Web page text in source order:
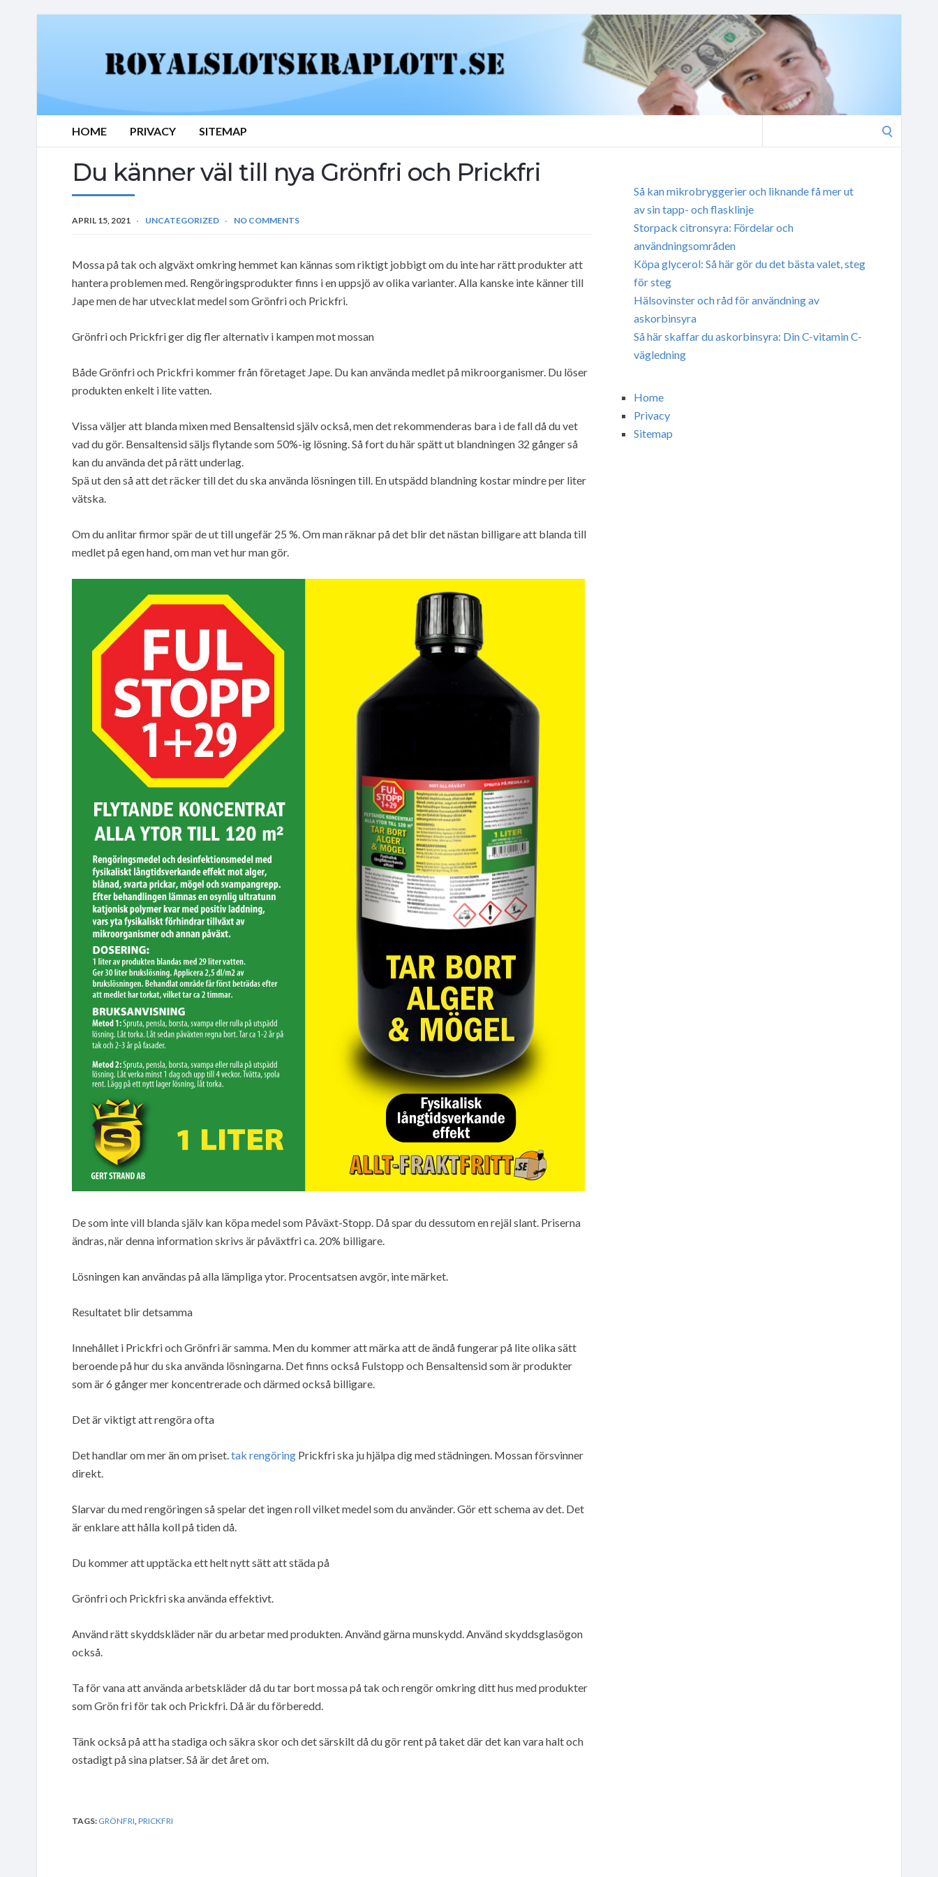
HOME PRIVACY SITEMAP
Du känner väl till nya Grönfri och Prickfri
APRIL 15, 2021 UNCATEGORIZED NO COMMENTS
Mossa på tak och algväxt omkring hemmet kan kännas som riktigt jobbigt om du inte har rätt produkter att
hantera problemen med. Rengöringsprodukter finns i en uppsjö av olika varianter. Alla kanske inte känner till
Jape men de har utvecklat medel som Grönfri och Prickfri.
Grönfri och Prickfri ger dig fler alternativ i kampen mot mossan
Både Grönfri och Prickfri kommer från företaget Jape. Du kan använda medlet på mikroorganismer. Du löser
produkten enkelt i lite vatten.
Vissa väljer att blanda mixen med Bensaltensid själv också, men det rekommenderas bara i de fall då du vet
vad du gör. Bensaltensid säljs flytande som 50%-ig lösning. Så fort du här spätt ut blandningen 32 gånger så
kan du använda det på rätt underlag.
Spä ut den så att det räcker till det du ska använda lösningen till. En utspädd blandning kostar mindre per liter
vätska.
Om du anlitar firmor spär de ut till ungefär 25 %. Om man räknar på det blir det nästan billigare att blanda till
medlet på egen hand, om man vet hur man gör.
De som inte vill blanda själv kan köpa medel som Påväxt-Stopp. Då spar du dessutom en rejäl slant. Priserna
ändras, när denna information skrivs är påväxtfri ca. 20% billigare.
Lösningen kan användas på alla lämpliga ytor. Procentsatsen avgör, inte märket.
Resultatet blir detsamma
Innehållet i Prickfri och Grönfri är samma. Men du kommer att märka att de ändå fungerar på lite olika sätt
beroende på hur du ska använda lösningarna. Det finns också Fulstopp och Bensaltensid som är produkter
som är 6 gånger mer koncentrerade och därmed också billigare.
Det är viktigt att rengöra ofta
Det handlar om mer än om priset.tak rengöring Prickfri ska ju hjälpa dig med städningen. Mossan försvinner
direkt.
Slarvar du med rengöringen så spelar det ingen roll vilket medel som du använder. Gör ett schema av det. Det
är enklare att hålla koll på tiden då.
Du kommer att upptäcka ett helt nytt sätt att städa på
Grönfri och Prickfri ska använda effektivt.
Använd rätt skyddskläder när du arbetar med produkten. Använd gärna munskydd. Använd skyddsglasögon
också.
Ta för vana att använda arbetskläder då du tar bort mossa på tak och rengör omkring ditt hus med produkter
som Grön fri för tak och Prickfri. Då är du förberedd.
Tänk också på att ha stadiga och säkra skor och det särskilt då du gör rent på taket där det kan vara halt och
ostadigt på sina platser. Så är det året om.
TAGS: GRÖNFRI PRICKFRI
Så kan mikrobryggerier och liknande få mer ut
av sin tapp- och flasklinje
Storpack citronsyra: Fördelar och
användningsområden
Köpa glycerol: Så här gör du det bästa valet, steg
för steg
Hälsovinster och råd för användning av
askorbinsyra
Så här skaffar du askorbinsyra: Din C-vitamin C-
vägledning
Home
Privacy
Sitemap